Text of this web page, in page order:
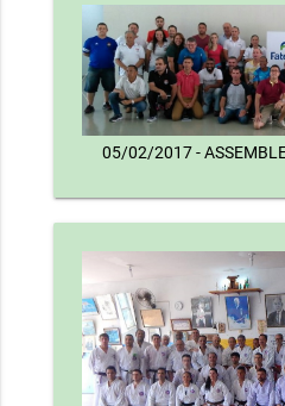
05/02/2017 -